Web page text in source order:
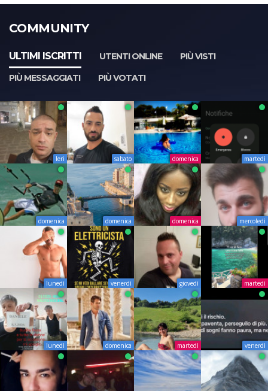
COMMUNITY
ULTIMI ISCRITTI UTENTI ONLINE
PIÙ VISTI
PIÙ MESSAGGIATI
PIÙ VOTATI
Ieri sabato domenica martedì
domenica domenica domenica mercoledì
lunedì venerdì giovedì martedì
lunedì domenica martedì venerdì